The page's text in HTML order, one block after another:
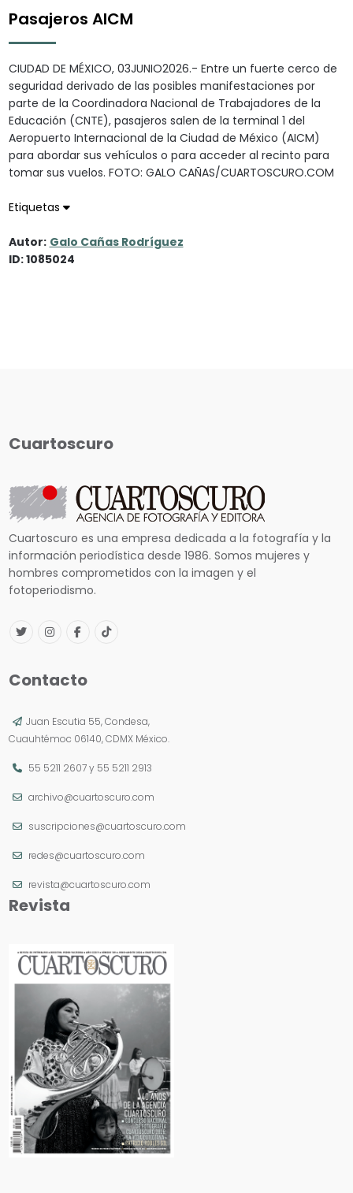
Pasajeros AICM
CIUDAD DE MÉXICO, 03JUNIO2026.- Entre un fuerte cerco de
seguridad derivado de las posibles manifestaciones por
parte de la Coordinadora Nacional de Trabajadores de la
Educación (CNTE), pasajeros salen de la terminal 1 del
Aeropuerto Internacional de la Ciudad de México (AICM)
para abordar sus vehículos o para acceder al recinto para
tomar sus vuelos. FOTO: GALO CAÑAS/CUARTOSCURO.COM
Etiquetas
Autor: Galo Cañas Rodríguez
ID: 1085024
Cuartoscuro
Cuartoscuro es una empresa dedicada a la fotografía y la
información periodística desde 1986. Somos mujeres y
hombres comprometidos con la imagen y el
fotoperiodismo.
Contacto
Juan Escutia 55, Condesa,
Cuauhtémoc 06140, CDMX México.
55 5211 2607y 55 5211 2913
archivo@cuartoscuro.com
suscripciones@cuartoscuro.com
redes@cuartoscuro.com
revista@cuartoscuro.com
Revista